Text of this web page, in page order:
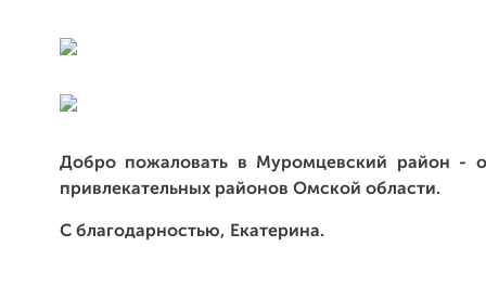
Добро пожаловать в Муромцевский район -
привлекательных районов Омской области.
С благодарностью, Екатерина.